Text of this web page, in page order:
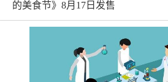
的美食节》8月17日发售